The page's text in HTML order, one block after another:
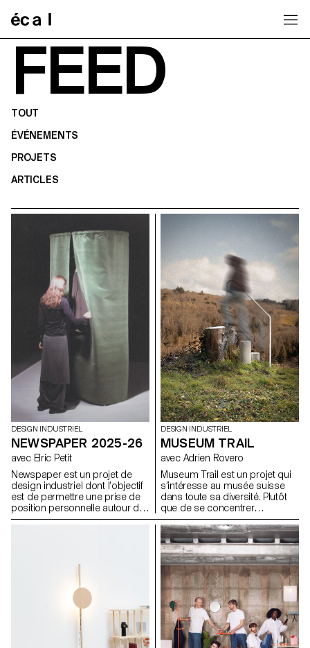
FEED
TOUT
ÉVÉNEMENTS
PROJETS
ARTICLES
DESIGN INDUSTRIEL
NEWSPAPER 2025-26
avec Elric Petit
Newspaper est un projet de
design industriel dont l’objectif
est de permettre une prise de
position personnelle autour du
sujet de son choix. Le projet
de départ conceptuel et
l’interprétation et la traduction
de ce contenu écrit, le projet
invite à développer une réflexion
de design, en questionnant les
enjeux, les formes et les
usages liés au thème abordé.
DESIGN INDUSTRIEL
MUSEUM TRAIL
avec Adrien Rovero
Museum Trail est un projet qui
s’intéresse au musée suisse
dans toute sa diversité. Plutôt
que de se concentrer
uniquement sur les grandes
institutions largement
fréquentées, le projet explore
ce que signifie aujourd’hui «
musée » dans un pays qui
compte plus de mille structures
muséales, soit l’une des plus
fortes densités au monde.